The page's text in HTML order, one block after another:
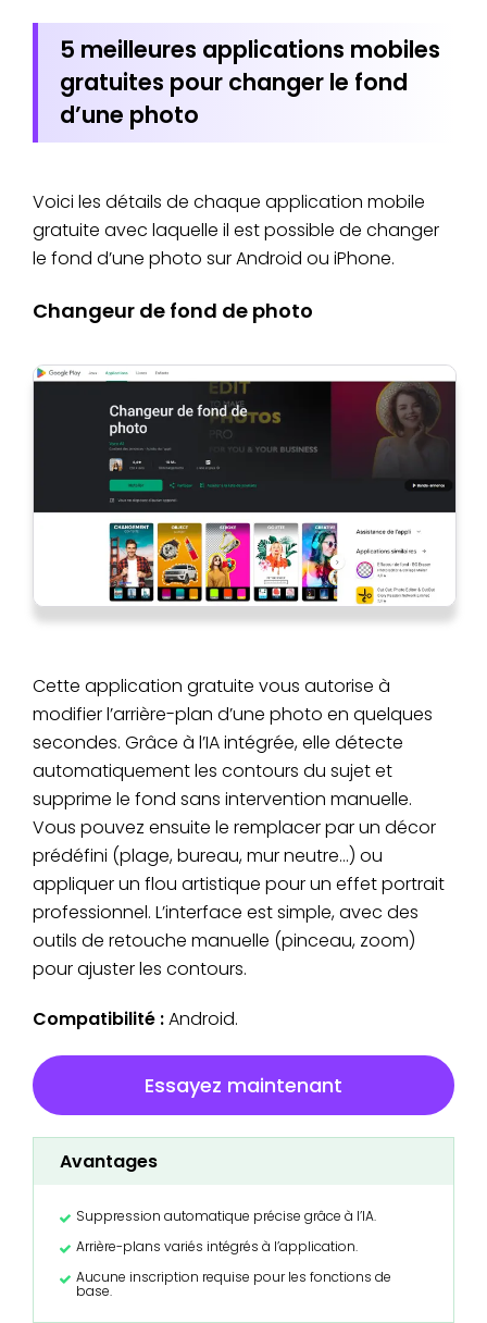
5 meilleures applications mobiles
gratuites pour changer le fond
d’une photo
Voici les détails de chaque application mobile
gratuite avec laquelle il est possible de changer
le fond d’une photo sur Android ou iPhone.
Changeur de fond de photo
Cette application gratuite vous autorise à
modifier l’arrière-plan d’une photo en quelques
secondes. Grâce à l’IA intégrée, elle détecte
automatiquement les contours du sujet et
supprime le fond sans intervention manuelle.
Vous pouvez ensuite le remplacer par un décor
prédéfini (plage, bureau, mur neutre…) ou
appliquer un flou artistique pour un effet portrait
professionnel. L’interface est simple, avec des
outils de retouche manuelle (pinceau, zoom)
pour ajuster les contours.
Compatibilité :Android.
Essayez maintenant
Avantages
Suppression automatique précise grâce à l’IA.
Arrière-plans variés intégrés à l’application.
Aucune inscription requise pour les fonctions de
base.